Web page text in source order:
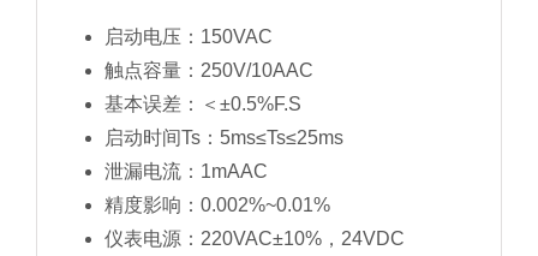
启动电压：150VAC
触点容量：250V/10AAC
基本误差：＜±0.5%F.S
启动时间Ts：5ms≤Ts≤25ms
泄漏电流：1mAAC
精度影响：0.002%~0.01%
仪表电源：220VAC±10%，24VDC